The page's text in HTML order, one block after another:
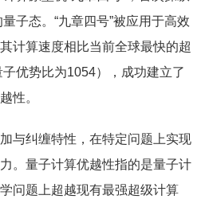
子态。“九章四号”被应用于高效
计算速度相比当前全球最快的超
优势比为1054），成功建立了
性。
纠缠特性，在特定问题上实现
。量子计算优越性指的是量子计
问题上超越现有最强超级计算